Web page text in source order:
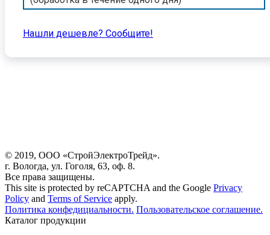
Нашли дешевле? Cообщите!
© 2019, ООО «СтройЭлектроТрейд».
г. Вологда, ул. Гоголя, 63, оф. 8.
Все права защищены.
This site is protected by reCAPTCHA and the Google Privacy
Policy and Terms of Service apply.
Политика конфедициальности. Пользовательское соглашение.
Каталог продукции